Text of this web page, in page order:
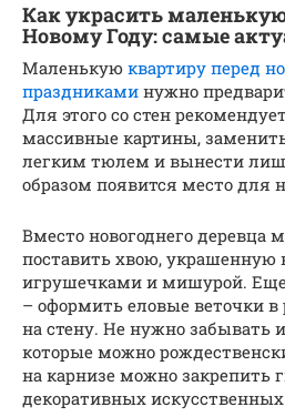
Как украсить
Новому Году: самые
Маленькую квартиру перед
праздниками нужно
Для этого со стен
массивные картины,
легким тюлем и вынести
образом появится место для
Вместо новогоднего деревца
поставить хвою,
игрушечками и мишурой. Еще
– оформить еловые веточки в
на стену. Не нужно забывать
которые можно
на карнизе можно закрепить
декоративных